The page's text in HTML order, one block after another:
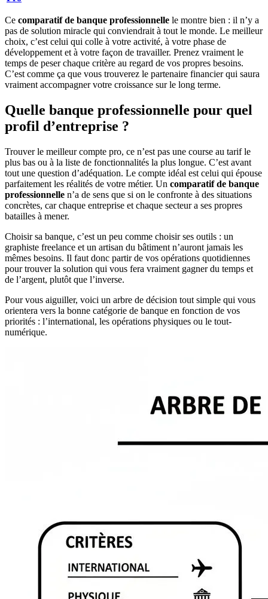
Ce comparatif de banque professionnelle le montre bien : il n’y a
pas de solution miracle qui conviendrait à tout le monde. Le meilleur
choix, c’est celui qui colle à votre activité, à votre phase de
développement et à votre façon de travailler. Prenez vraiment le
temps de peser chaque critère au regard de vos propres besoins.
C’est comme ça que vous trouverez le partenaire financier qui saura
vraiment accompagner votre croissance sur le long terme.
Quelle banque professionnelle pour quel
profil d’entreprise ?
Trouver le meilleur compte pro, ce n’est pas une course au tarif le
plus bas ou à la liste de fonctionnalités la plus longue. C’est avant
tout une question d’adéquation. Le compte idéal est celui qui épouse
parfaitement les réalités de votre métier. Un comparatif de banque
professionnelle n’a de sens que si on le confronte à des situations
concrètes, car chaque entreprise et chaque secteur a ses propres
batailles à mener.
Choisir sa banque, c’est un peu comme choisir ses outils : un
graphiste freelance et un artisan du bâtiment n’auront jamais les
mêmes besoins. Il faut donc partir de vos opérations quotidiennes
pour trouver la solution qui vous fera vraiment gagner du temps et
de l’argent, plutôt que l’inverse.
Pour vous aiguiller, voici un arbre de décision tout simple qui vous
orientera vers la bonne catégorie de banque en fonction de vos
priorités : l’international, les opérations physiques ou le tout-
numérique.